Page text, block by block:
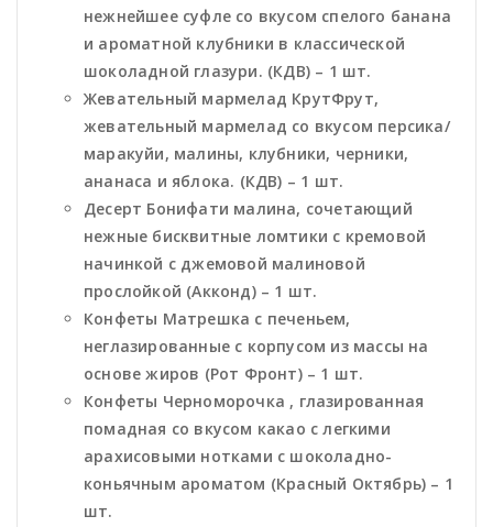
нежнейшее суфле со вкусом спелого банана
и ароматной клубники в классической
шоколадной глазури. (КДВ) – 1 шт.
Жевательный мармелад КрутФрут,
жевательный мармелад со вкусом персика/
маракуйи, малины, клубники, черники,
ананаса и яблока. (КДВ) – 1 шт.
Десерт Бонифати малина, сочетающий
нежные бисквитные ломтики с кремовой
начинкой с джемовой малиновой
прослойкой (Акконд) – 1 шт.
Конфеты Матрешка с печеньем,
неглазированные с корпусом из массы на
основе жиров (Рот Фронт) – 1 шт.
Конфеты Черноморочка , глазированная
помадная со вкусом какао с легкими
арахисовыми нотками с шоколадно-
коньячным ароматом (Красный Октябрь) – 1
шт.